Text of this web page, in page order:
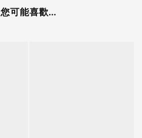
您可能喜歡...